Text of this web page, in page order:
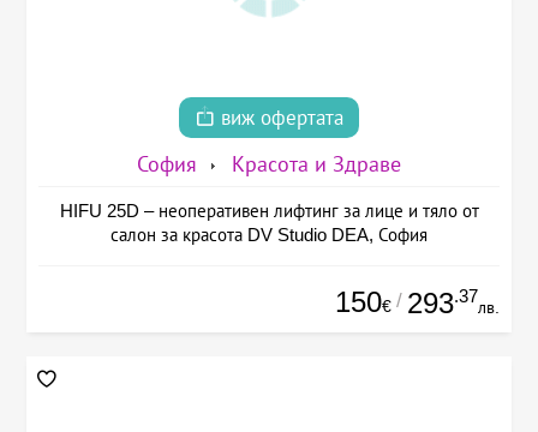
виж офертата
София Красота и Здраве
HIFU 25D – неоперативен лифтинг за лице и тяло от
салон за красота DV Studio DEA, София
150€ / 293.37
лв.